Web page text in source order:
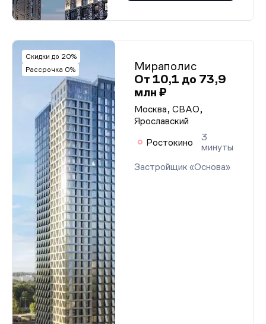
Скидки до 20%
Рассрочка 0%
Мираполис
От 10,1 до 73,9
млн ₽
Москва, СВАО,
Ярославский
Ростокино
3
минуты
Застройщик «Основа»